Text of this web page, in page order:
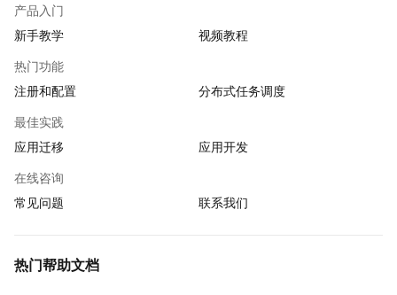
产品入门
新手教学
视频教程
热门功能
注册和配置
分布式任务调度
最佳实践
应用迁移
应用开发
在线咨询
常见问题
联系我们
热门帮助文档